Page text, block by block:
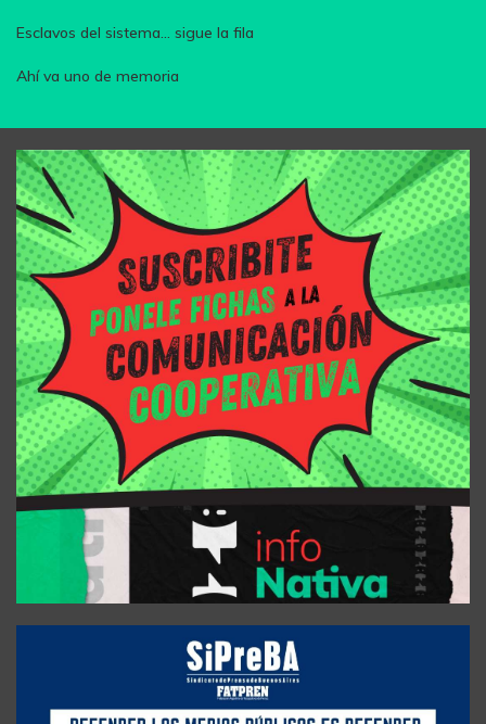
Esclavos del sistema... sigue la fila
Ahí va uno de memoria